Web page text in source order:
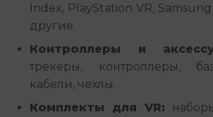
Index, PlayStation VR,
другие.
Контроллеры и
трекеры, контроллеры,
кабели, чехлы.
Комплекты для VR: